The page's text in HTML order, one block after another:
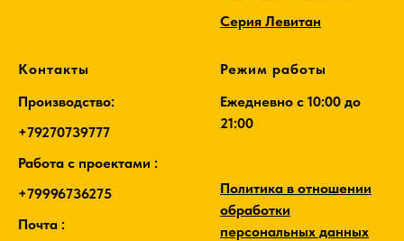
Серия Левитан
Контакты
Производство:
+79270739777
Работа с проектами :
+79996736275
Почта :
Режим работы
Ежедневно c 10:00 до
21:00
Политика в отношении
обработки
персональных данных